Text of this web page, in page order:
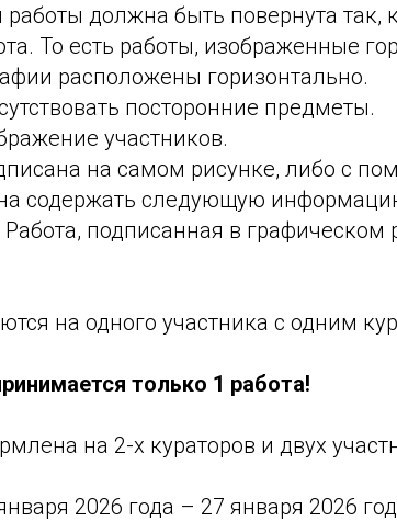
должна быть повернута так,
То есть работы, изображенные
расположены горизонтально.
посторонние предметы.
участников.
на самом рисунке, либо с
содержать следующую
подписанная в графическом
на одного участника с одним
только 1 работа!
на 2-х кураторов и двух
2026 года – 27 января 2026